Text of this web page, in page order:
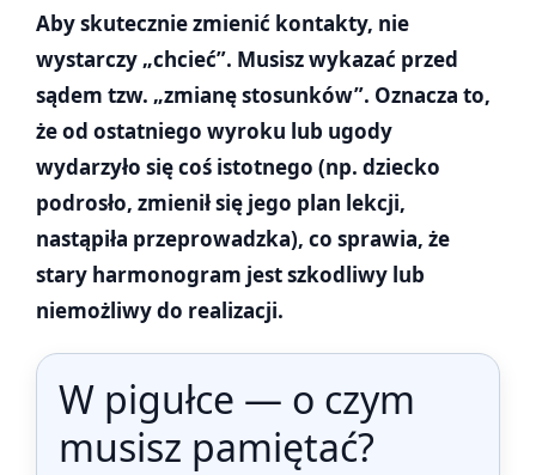
Aby skutecznie zmienić kontakty, nie
wystarczy „chcieć”. Musisz wykazać przed
sądem tzw. „zmianę stosunków”. Oznacza to,
że od ostatniego wyroku lub ugody
wydarzyło się coś istotnego (np. dziecko
podrosło, zmienił się jego plan lekcji,
nastąpiła przeprowadzka), co sprawia, że
stary harmonogram jest szkodliwy lub
niemożliwy do realizacji.
W pigułce — o czym
musisz pamiętać?